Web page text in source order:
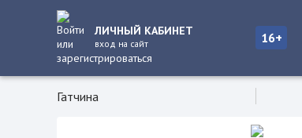
ЛИЧНЫЙ КАБИНЕТ
вход на сайт 16+
Гатчина